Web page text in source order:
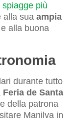
spiagge più
alla sua ampia
alla buona
durante tutto
Feria de Santa
della patrona
Manilva in